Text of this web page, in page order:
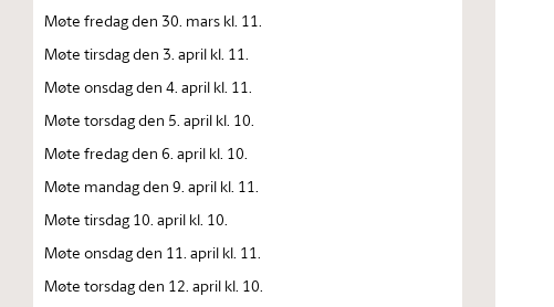
Møte fredag den 30. mars kl. 11.
Møte tirsdag den 3. april kl. 11.
Møte onsdag den 4. april kl. 11.
Møte torsdag den 5. april kl. 10.
Møte fredag den 6. april kl. 10.
Møte mandag den 9. april kl. 11.
Møte tirsdag 10. april kl. 10.
Møte onsdag den 11. april kl. 11.
Møte torsdag den 12. april kl. 10.